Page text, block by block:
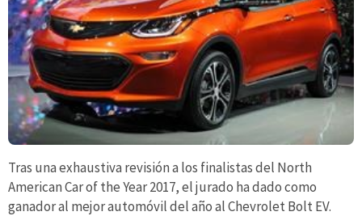
Tras una exhaustiva revisión a los finalistas del North
American Car of the Year 2017, el jurado ha dado como
ganador al mejor automóvil del año al Chevrolet Bolt EV.